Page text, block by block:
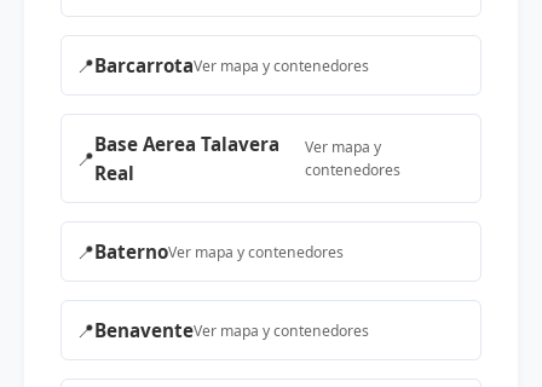
📍BarcarrotaVer mapa y contenedores
📍
Base Aerea Talavera
Real
Ver mapa y
contenedores
📍BaternoVer mapa y contenedores
📍BenaventeVer mapa y contenedores